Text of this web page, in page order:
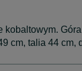
kobaltowym.
cm, talia 44 cm,